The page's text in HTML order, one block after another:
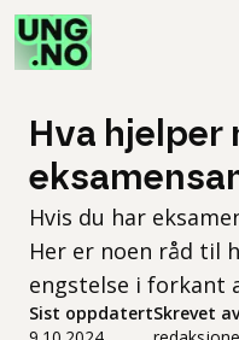
Hva hjelper
Hvis du har
Her er noen råd til
engstelse i forkant
Sist oppdatertSkrevet av